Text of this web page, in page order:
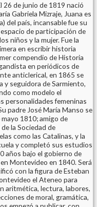
26 de junio de 1819 nació
Gabriela Mizraje, Juana es
del país, incansable fue su
de participación de
niños y la mujer. Fue la
en escribir historia
compendio de Historia
en periódicos de
anticlerical, en 1865 se
seguidora de Sarmiento,
como modelo el
personalidades femeninas
padre José María Manso se
1810; amigo de
la Sociedad de
como las Catalinas, y la
y completó sus estudios
años bajo el gobierno de
Montevideo en 1840. Será
con la figura de Esteban
el Ateneo para
aritmética, lectura, labores,
de moral, gramática,